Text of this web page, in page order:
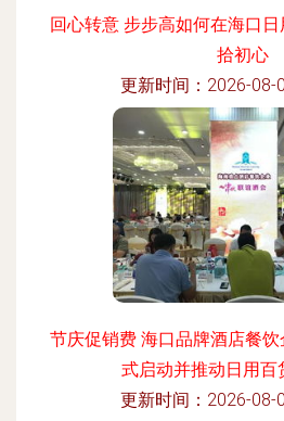
回心转意 步步高如何在海口
拾初心
更新时间：2026-08-
节庆促销费 海口品牌酒店餐
式启动并推动日用百
更新时间：2026-08-